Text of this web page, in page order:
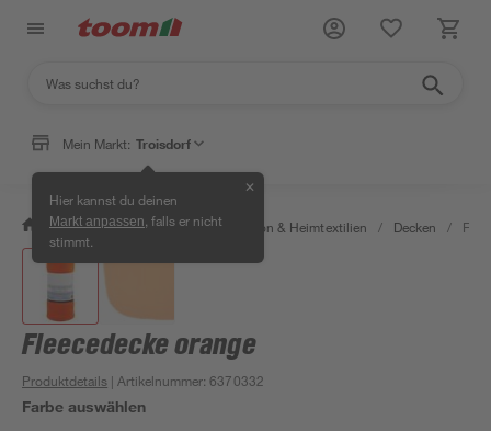
Mein Markt: Troisdorf
Hier kannst du deinen
Markt anpassen , falls er nicht
stimmt.
✕
/ Wohnen & Haushalt / Dekoration & Heimtextilien / Decken /
Fleecedecke orange
Produktdetails | Artikelnummer:6370332
Farbe auswählen